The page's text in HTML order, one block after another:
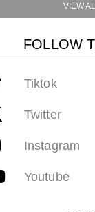
VIEW
FOLLOW
Tiktok
Twitter
Instagram
Youtube